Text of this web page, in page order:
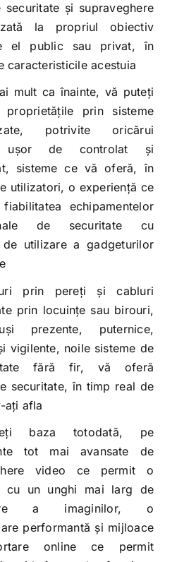
securitate și supraveghere
la propriul obiectiv
el public sau privat, în
caracteristicile acestuia
mult ca înainte, vă puteți
proprietățile prin sisteme
potrivite oricărui
ușor de controlat și
sisteme ce vă oferă, în
utilizatori, o experiență ce
echipamentelor
de securitate cu
de utilizare a gadgeturilor
prin pereți și cabluri
prin locuințe sau birouri,
prezente, puternice,
vigilente, noile sisteme de
fără fir, vă oferă
securitate, în timp real de
ați afla
baza totodată, pe
tot mai avansate de
video ce permit o
cu un unghi mai larg de
a imaginilor, o
performantă și mijloace
online ce permit